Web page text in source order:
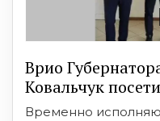
Врио
Ковальчук
Временно